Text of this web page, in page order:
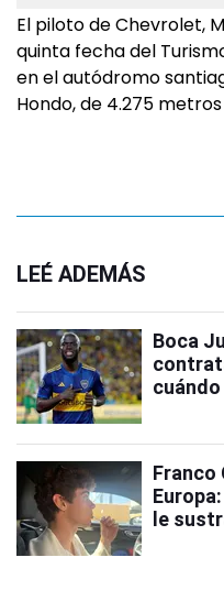
El piloto de Chevrolet,
quinta fecha del
en el autódromo
Hondo, de 4.275
LEÉ ADEMÁS
Boca
Franco
le